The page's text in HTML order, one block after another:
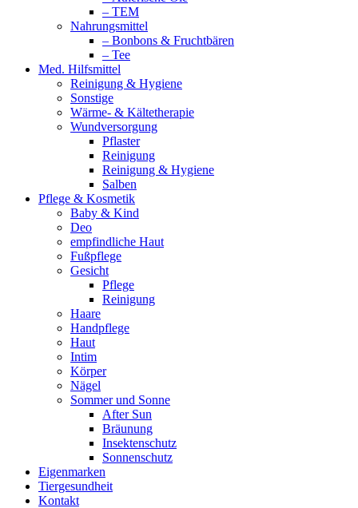
– TEM
Nahrungsmittel
– Bonbons & Fruchtbären
– Tee
Med. Hilfsmittel
Reinigung & Hygiene
Sonstige
Wärme- & Kältetherapie
Wundversorgung
Pflaster
Reinigung
Reinigung & Hygiene
Salben
Pflege & Kosmetik
Baby & Kind
Deo
empfindliche Haut
Fußpflege
Gesicht
Pflege
Reinigung
Haare
Handpflege
Haut
Intim
Körper
Nägel
Sommer und Sonne
After Sun
Bräunung
Insektenschutz
Sonnenschutz
Eigenmarken
Tiergesundheit
Kontakt